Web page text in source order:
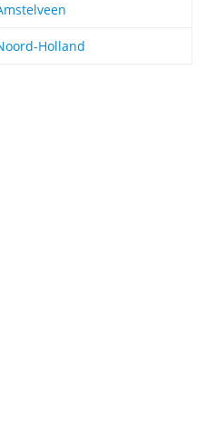
Holland